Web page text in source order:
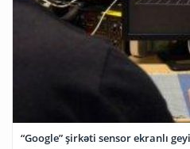
“Google” şirkəti sensor ekranlı